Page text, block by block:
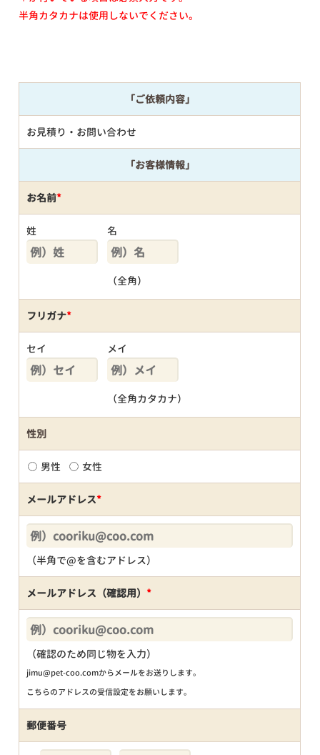
半角カタカナは使用しないでください。
「ご依頼内容」
お見積り・お問い合わせ
「お客様情報」
お名前*
姓 名
（全角）
フリガナ*
セイ メイ
（全角カタカナ）
性別
男性 女性
メールアドレス*
（半角で@を含むアドレス）
メールアドレス（確認用） *
（確認のため同じ物を入力）
jimu@pet-coo.comからメールをお送りします。
こちらのアドレスの受信設定をお願いします。
郵便番号